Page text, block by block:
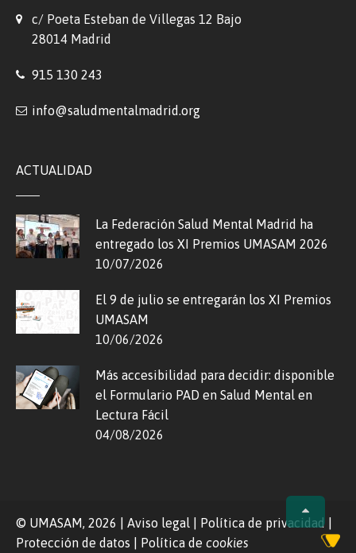
c/ Poeta Esteban de Villegas 12 Bajo
28014 Madrid
915 130 243
info@saludmentalmadrid.org
ACTUALIDAD
La Federación Salud Mental Madrid ha
entregado los XI Premios UMASAM 2026
10/07/2026
El 9 de julio se entregarán los XI Premios
UMASAM
10/06/2026
Más accesibilidad para decidir: disponible
el Formulario PAD en Salud Mental en
Lectura Fácil
04/08/2026
© UMASAM, 2026 Aviso legal Política de privacidad
Protección de datos
Política de cookies